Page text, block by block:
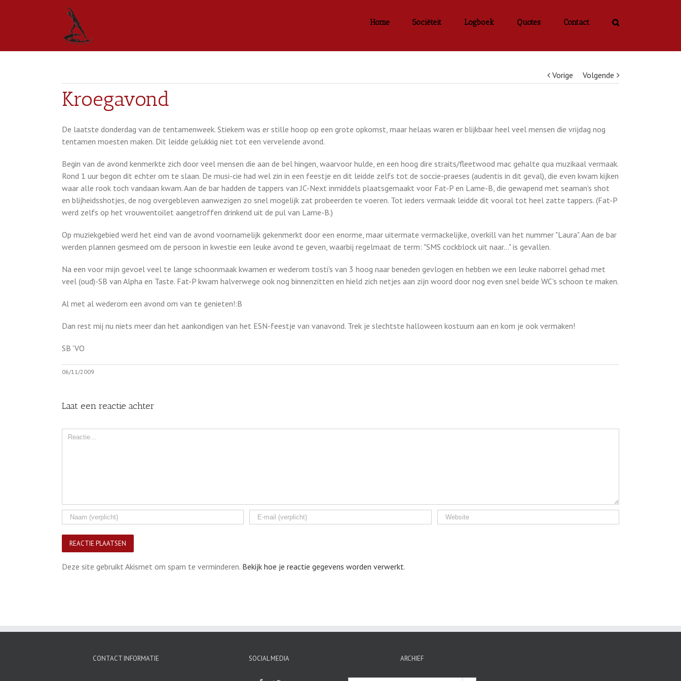
Home Sociëteit Logboek Quotes Contact
Vorige Volgende
Kroegavond
De laatste donderdag van de tentamenweek. Stiekem was er stille hoop op een grote opkomst, maar helaas waren er blijkbaar heel veel mensen die vrijdag nog
tentamen moesten maken. Dit leidde gelukkig niet tot een vervelende avond.
Begin van de avond kenmerkte zich door veel mensen die aan de bel hingen, waarvoor hulde, en een hoog dire straits/fleetwood mac gehalte qua muzikaal vermaak.
Rond 1 uur begon dit echter om te slaan. De musi-cie had wel zin in een feestje en dit leidde zelfs tot de soccie-praeses (audentis in dit geval), die even kwam kijken
waar alle rook toch vandaan kwam. Aan de bar hadden de tappers van JC-Next inmiddels plaatsgemaakt voor Fat-P en Lame-B, die gewapend met seaman's shot
en blijheidsshotjes, de nog overgebleven aanwezigen zo snel mogelijk zat probeerden te voeren. Tot ieders vermaak leidde dit vooral tot heel zatte tappers. (Fat-P
werd zelfs op het vrouwentoilet aangetroffen drinkend uit de pul van Lame-B.)
Op muziekgebied werd het eind van de avond voornamelijk gekenmerkt door een enorme, maar uitermate vermackelijke, overkill van het nummer "Laura". Aan de bar
werden plannen gesmeed om de persoon in kwestie een leuke avond te geven, waarbij regelmaat de term: "SMS cockblock uit naar…" is gevallen.
Na een voor mijn gevoel veel te lange schoonmaak kwamen er wederom tosti's van 3 hoog naar beneden gevlogen en hebben we een leuke naborrel gehad met
veel (oud)-SB van Alpha en Taste. Fat-P kwam halverwege ook nog binnenzitten en hield zich netjes aan zijn woord door nog even snel beide WC's schoon te maken.
Al met al wederom een avond om van te genieten!:B
Dan rest mij nu niets meer dan het aankondigen van het ESN-feestje van vanavond. Trek je slechtste halloween kostuum aan en kom je ook vermaken!
SB 'VO
06/11/2009
Laat een reactie achter
Comment
Deze site gebruikt Akismet om spam te verminderen. Bekijk hoe je reactie gegevens worden verwerkt.
CONTACT INFORMATIE SOCIAL MEDIA ARCHIEF